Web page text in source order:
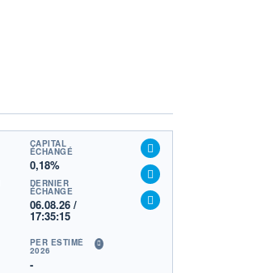
CAPITAL
ÉCHANGÉ
0,18%
DERNIER
ÉCHANGE
06.08.26 /
17:35:15
PER ESTIMÉ
2026
-